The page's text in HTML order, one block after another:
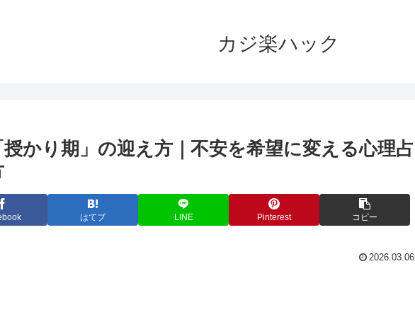
カジ楽ハック
かり期」の迎え方｜不安を希望に変える心理占
はてブ LINE Pinterest コピー
2026.03.06